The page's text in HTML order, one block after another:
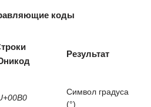
коды
Результат
Символ градуса
(°)